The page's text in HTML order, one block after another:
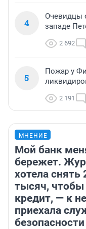
4
Очевидцы
западе
2 692
5
Пожар у
2 191
МНЕНИЕ
Мой банк
бережет.
хотела снять
тысяч, чтобы
кредит, — к
приехала
безопасности